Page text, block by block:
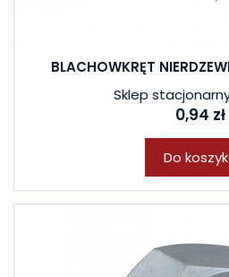
BLACHOWKRĘT
Sklep
0,94 zł
Do